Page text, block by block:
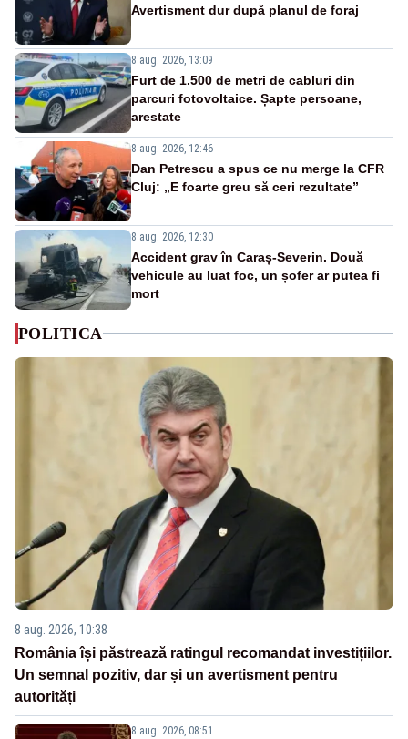
Avertisment dur după planul de foraj
8 aug. 2026, 13:09
Furt de 1.500 de metri de cabluri din
parcuri fotovoltaice. Șapte persoane,
arestate
8 aug. 2026, 12:46
Dan Petrescu a spus ce nu merge la CFR
Cluj: „E foarte greu să ceri rezultate”
8 aug. 2026, 12:30
Accident grav în Caraș-Severin. Două
vehicule au luat foc, un șofer ar putea fi
mort
POLITICA
8 aug. 2026, 10:38
România își păstrează ratingul recomandat investițiilor.
Un semnal pozitiv, dar și un avertisment pentru
autorități
8 aug. 2026, 08:51